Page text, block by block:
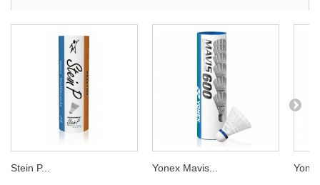
Stein P... Yonex Mavis...